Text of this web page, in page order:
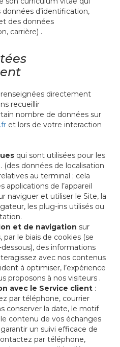
d’identification,
des données
carrière) .
directement
recueillir
nombre de données sur
et lors de votre interaction
qui sont utilisées pour les
(des données de localisation
au terminal ; cela
de l’appareil
naviguer et utiliser le Site, la
les plug-ins utilisés ou
et de navigation sur
le biais de cookies (se
des informations
avec nos contenus
à optimiser, l’expérience
proposons à nos visiteurs .
avec le Service client :
par téléphone, courrier
conserver la date, le motif
contenu de vos échanges
un suivi efficace de
par téléphone,